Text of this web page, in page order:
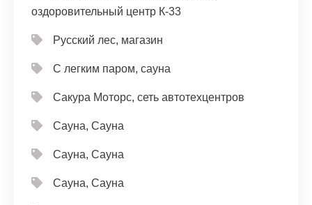
оздоровительный центр К-33
Русский лес, магазин
С легким паром, сауна
Сакура Моторс, сеть автотехцентров
Сауна, Сауна
Сауна, Сауна
Сауна, Сауна